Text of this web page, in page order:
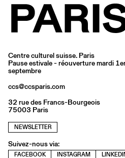
Centre culturel suisse. Paris
Pause estivale - réouverture mardi
septembre
ccs@ccsparis.com
32 rue des Francs-Bourgeois
75003 Paris
NEWSLETTER
Suivez-nous via:
FACEBOOK INSTAGRAM